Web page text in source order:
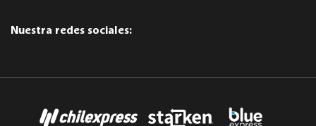
Nuestra redes sociales: